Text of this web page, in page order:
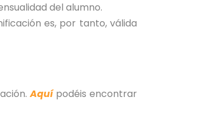
del alumno.
es, por tanto, válida
Aquí podéis encontrar